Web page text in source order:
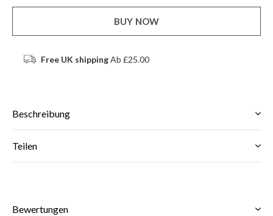
BUY NOW
Free UK shippingAb £25.00
Beschreibung
Teilen
Bewertungen